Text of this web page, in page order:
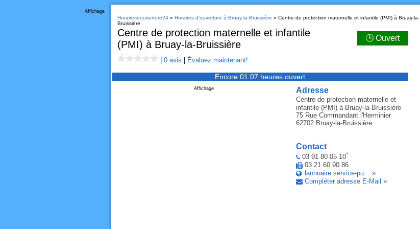
Affichage
Horairesdouverture24» Horaires d'ouverture à Bruay-la-Bruissière » Centre de protection maternelle et infantile (PMI) à Bruay-la-
Bruissière
Centre de protection maternelle et infantile
(PMI) à Bruay-la-Bruissière
🕒 Ouvert
0 avis Évaluez maintenant!
Encore 01:07 heures ouvert
Adresse
Centre de protection maternelle et
infantile (PMI)à Bruay-la-Bruissière
75 Rue Commandant l'Herminier
62702 Bruay-la-Bruissière
Contact
03 91 80 05 10*
03 21 60 90 86
lannuaire.service-pu... »
Compléter adresse E-Mail »
Affichage